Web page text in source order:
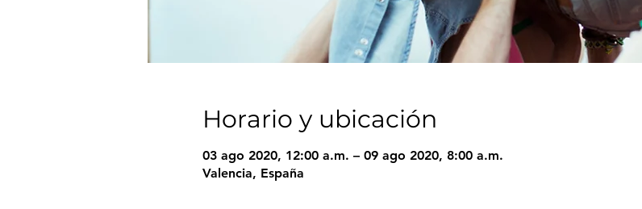
Horario y ubicación
03 ago 2020, 12:00 a.m. – 09 ago 2020, 8:00 a.m.
Valencia, España